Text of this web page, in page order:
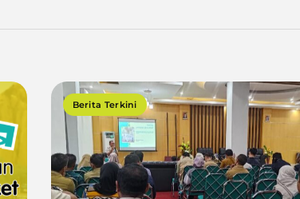
Berita Terkini